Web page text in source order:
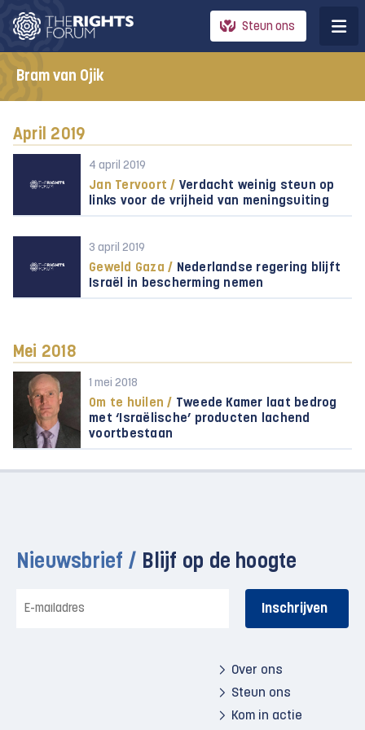
Steun ons
Bram van Ojik
April 2019
4 april 2019
Jan Tervoort / Verdacht weinig steun op
links voor de vrijheid van meningsuiting
3 april 2019
Geweld Gaza / Nederlandse regering blijft
Israël in bescherming nemen
Mei 2018
1 mei 2018
Om te huilen / Tweede Kamer laat bedrog
met ‘Israëlische’ producten lachend
voortbestaan
Nieuwsbrief / Blijf op de hoogte
mailadres
Over ons
Steun ons
Kom in actie